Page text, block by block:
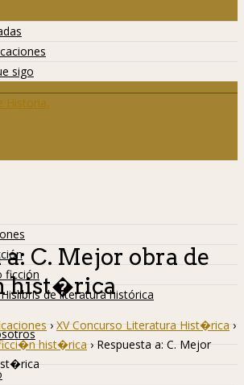
sigo
ficción
de literatura histórica
a: C. Mejor obra de
hist�rica
› XV Concurso Literatura Hist�rica ›
hist�rica › Respuesta a: C. Mejor